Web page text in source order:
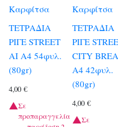
Καρφίτσα
ΤΕΤΡΑΔΙΑ
ΡΙΓΕ STREET
AI A4 54φυλ.
(80gr)
4,00 €
Σε
προπαραγγελία
Καρφίτσα
ΤΕΤΡΑΔΙΑ
ΡΙΓΕ
CITY
A4 42φυλ.
(80gr)
4,00€
Σε